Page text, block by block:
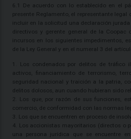
6.1 De acuerdo con lo establecido en el
presente Reglamento, el representante legal
incluir en la solicitud una declaración jurada
directivos y gerente general de la Coopac
incursos en los siguientes impedimentos,
de la Ley General y en el numeral 3 del
1. Los condenados por delitos de tráfico
activos, financiamiento de terrorismo,
seguridad nacional y traición a la patria,
delitos dolosos, aun cuando hubieran sido
2. Los que, por razón de sus funciones,
comercio, de conformidad con las normas
3. Los que se encuentren en proceso de
4. Los accionistas mayoritarios (directos o
una persona jurídica que se encuentre